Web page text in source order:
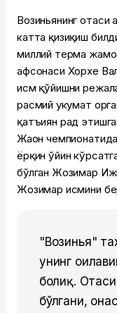
Возиньянинг отаси
катта қизиқиш
миллий терма
афсонаси Хорхе
исм қўйишни
расмий ҳукумат
қатъиян рад
Жаҳон
ёрқин ўйин
бўлган Жозимар
Жозимар исмини
"Возинья"
унинг
боғлиқ.
бўлгани,